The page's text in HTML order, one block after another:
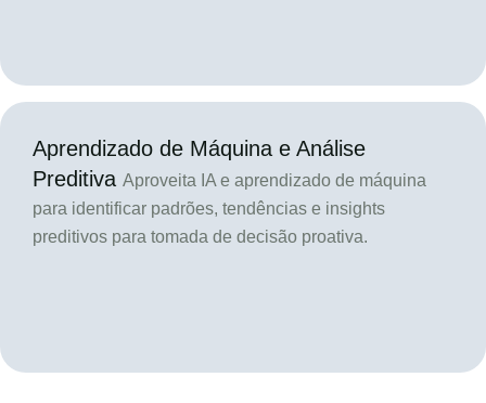
Aprendizado de Máquina e Análise
Preditiva Aproveita IA e aprendizado de máquina
para identificar padrões, tendências e insights
preditivos para tomada de decisão proativa.